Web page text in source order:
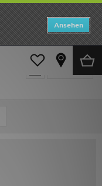
Ansehen
verfeinern